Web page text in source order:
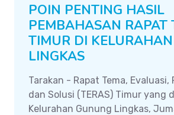
POIN PENTING HASIL
PEMBAHASAN RAPAT
TIMUR DI
LINGKAS
Tarakan - Rapat Tema, Evaluasi,
dan Solusi (TERAS) Timur yang
Kelurahan Gunung Lingkas,